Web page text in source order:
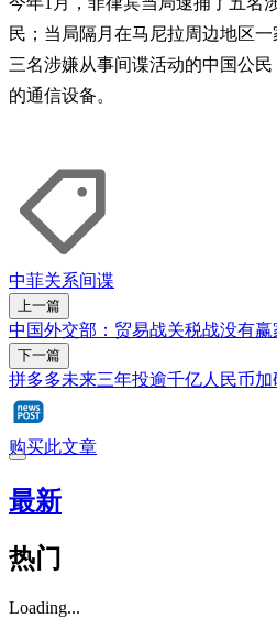
民；当局隔月在马尼拉周边地区
三名涉嫌从事间谍活动的中国公
的通信设备。
中菲关系间谍
上一篇
中国外交部：贸易战关税战没有赢
下一篇
拼多多未来三年投逾千亿人民币
购买此文章
最新
热门
Loading...